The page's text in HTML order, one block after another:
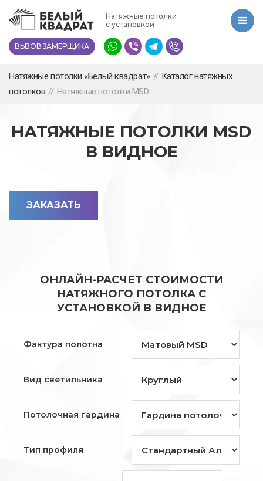
Перейти
основному
содержанию
Натяжные потолки
с установкой
ВЫЗОВ ЗАМЕРЩИКА
Натяжные потолки «Белый квадрат» // Каталог натяжных
потолков // Натяжные потолки MSD
НАТЯЖНЫЕ ПОТОЛКИ MSD
В ВИДНОЕ
ЗАКАЗАТЬ
ОНЛАЙН-РАСЧЕТ СТОИМОСТИ
НАТЯЖНОГО ПОТОЛКА С
УСТАНОВКОЙ В ВИДНОЕ
Фактура полотна
Вид светильника
Потолочная гардина
Тип профиля